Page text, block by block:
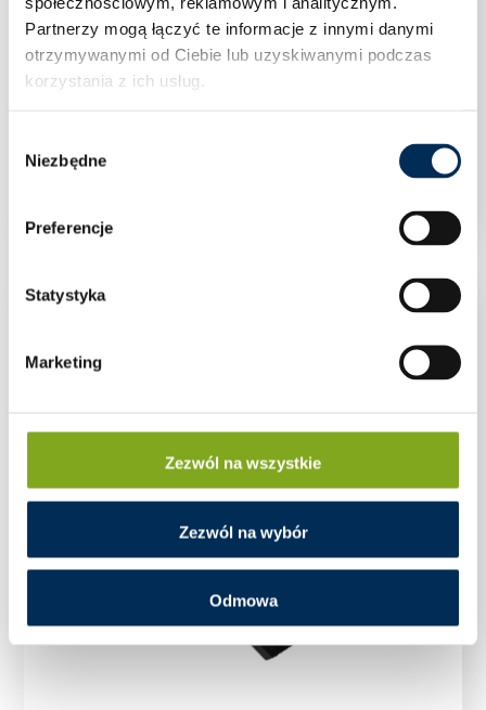
Partnerzy mogą łączyć te informacje z innymi danymi
otrzymywanymi od Ciebie lub uzyskiwanymi podczas
korzystania z ich usług.
zgody
Niezbędne
Preferencje
Statystyka
Marketing
Zezwól na wszystkie
Zezwól na wybór
Odmowa
KLEMA KOŃCOWA 35mm SREBRNA